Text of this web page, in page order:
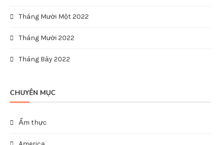
Tháng Mười Một 2022
Tháng Mười 2022
Tháng Bảy 2022
CHUYÊN MỤC
Ẩm thực